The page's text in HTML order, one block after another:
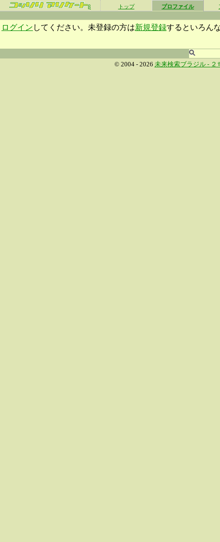
β トップ プロファイル
ログイン してください。未登録の方は新規登録するといろん
© 2004 - 2026 未来検索ブラジル - ２